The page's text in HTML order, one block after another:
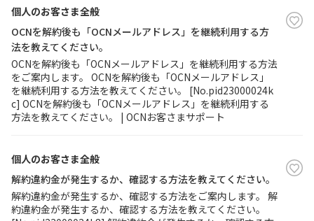
個人のお客さま全般
OCNを解約後も「OCNメールアドレス」を継続利用する方
法を教えてください。
OCNを解約後も「OCNメールアドレス」を継続利用する方法
をご案内します。 OCNを解約後も「OCNメールアドレス」
を継続利用する方法を教えてください。 [No.pid23000024k
c] OCNを解約後も「OCNメールアドレス」を継続利用する
方法を教えてください。 | OCNお客さまサポート
個人のお客さま全般
解約違約金が発生するか、確認する方法を教えてください。
解約違約金が発生するか、確認する方法をご案内します。 解
約違約金が発生するか、確認する方法を教えてください。